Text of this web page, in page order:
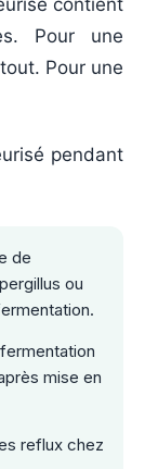
Pour une
Pour une
pendant
de
ou
mise en
reflux chez